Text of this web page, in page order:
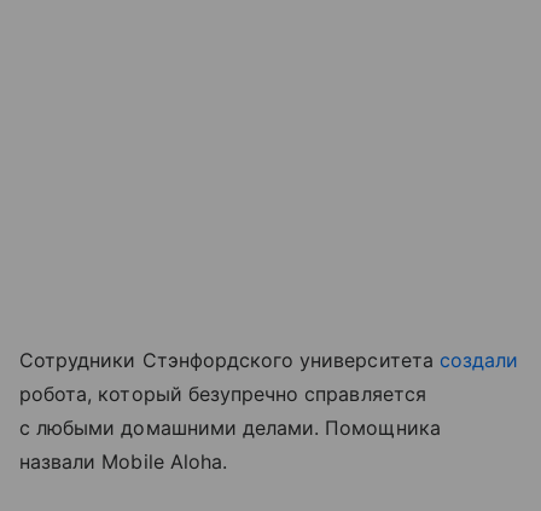
Сотрудники Стэнфордского университета создали
робота, который безупречно справляется
с любыми домашними делами. Помощника
назвали Mobile Aloha.